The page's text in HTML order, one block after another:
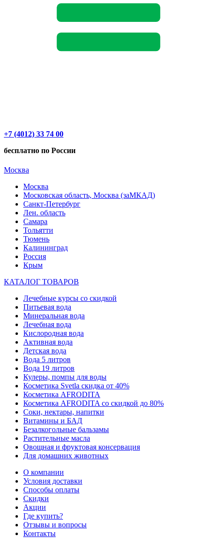
+7 (4012) 33 74 00
бесплатно по России
Москва
Москва
Московская область, Москва (заМКАД)
Санкт-Петербург
Лен. область
Самара
Тольятти
Тюмень
Калининград
Россия
Крым
КАТАЛОГ ТОВАРОВ
Лечебные курсы со скидкой
Питьевая вода
Минеральная вода
Лечебная вода
Кислородная вода
Активная вода
Детская вода
Вода 5 литров
Вода 19 литров
Кулеры, помпы для воды
Косметика Svetla скидка от 40%
Косметика AFRODITA
Косметика AFRODITA со скидкой до 80%
Соки, нектары, напитки
Витамины и БАД
Безалкогольные бальзамы
Растительные масла
Овощная и фруктовая консервация
Для домашних животных
О компании
Условия доставки
Способы оплаты
Скидки
Акции
Где купить?
Отзывы и вопросы
Контакты